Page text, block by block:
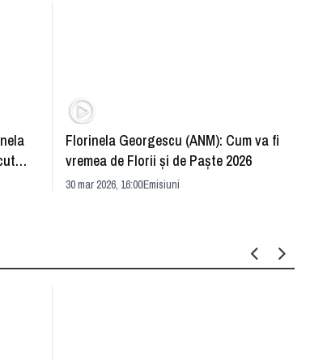
Florinela Georgescu (ANM): Cum va fi
vremea de Florii și de Paște 2026
30 mar 2026, 16:00Emisiuni